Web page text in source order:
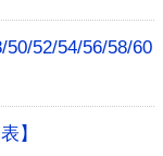
52/54/56/58/60
】